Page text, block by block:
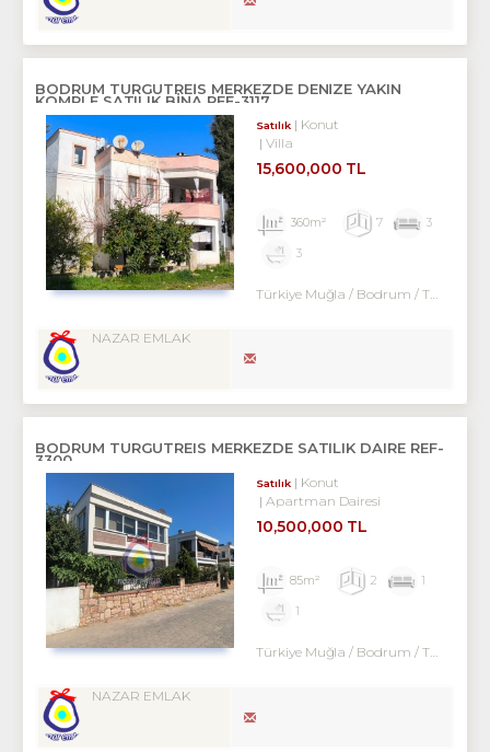
BODRUM TURGUTREİS MERKEZDE DENİZE YAKIN
KOMPLE SATILIK BİNA REF-3117
Satılık
Konut
Villa
15,600,000 TL
360m² 7
3
3
Türkiye Muğla / Bodrum / Turgutreis
NAZAR EMLAK
BODRUM TURGUTREIS MERKEZDE SATILIK DAIRE REF-
3300
Satılık
Konut
Apartman Dairesi
10,500,000 TL
85m² 2
1
1
Türkiye Muğla / Bodrum / Turgutreis
NAZAR EMLAK